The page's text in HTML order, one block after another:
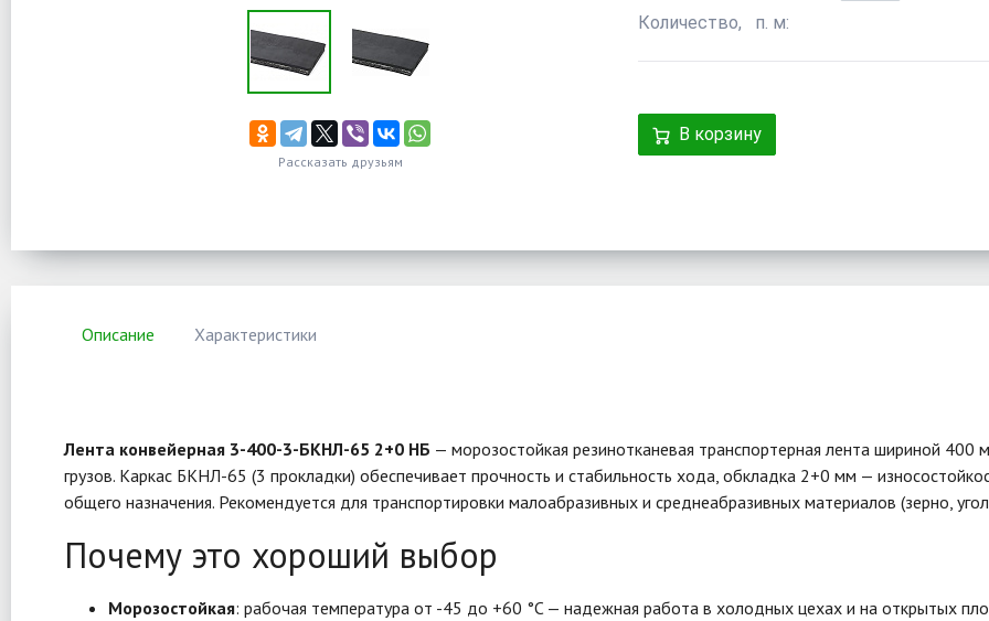
Рассказать друзьям
Количество, п. м:
В корзину
Описание Характеристики
Лента конвейерная 3-400-3-БКНЛ-65 2+0 НБ — морозостойкая резинотканевая транспортерная лента шириной 400
грузов. Каркас БКНЛ-65 (3 прокладки) обеспечивает прочность и стабильность хода, обкладка 2+0 мм —
общего назначения. Рекомендуется для транспортировки малоабразивных и среднеабразивных материалов (зерно,
Почему это хороший выбор
Морозостойкая: рабочая температура от -45 до +60 °C — надежная работа в холодных цехах и на открытых